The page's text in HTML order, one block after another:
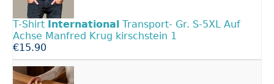
T-Shirt International Transport- Gr. S-5XL Auf
Achse Manfred Krug kirschstein 1
€15.90